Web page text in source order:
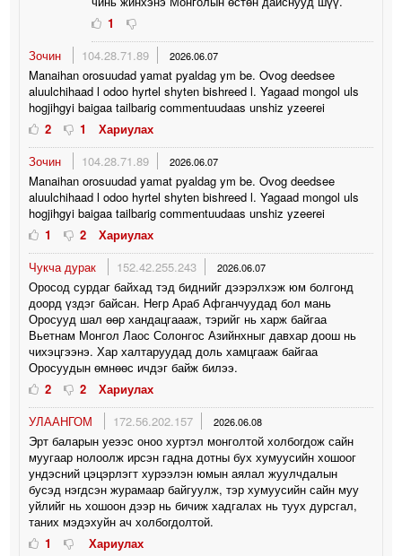
1
Зочин
104.28.71.89 2026.06.07
Manaihan orosuudad yamat pyaldag ym be. Ovog deedsee
aluulchihaad l odoo hyrtel shyten bishreed l. Yagaad mongol uls
hogjihgyi baigaa tailbarig commentuudaas unshiz yzeerei
2
1
Хариулах
Зочин
104.28.71.89 2026.06.07
Manaihan orosuudad yamat pyaldag ym be. Ovog deedsee
aluulchihaad l odoo hyrtel shyten bishreed l. Yagaad mongol uls
hogjihgyi baigaa tailbarig commentuudaas unshiz yzeerei
1
2
Хариулах
Чукча дурак
152.42.255.243 2026.06.07
Оросод сурдаг байхад тэд биднийг дээрэлхэж юм болгонд
доорд үздэг байсан. Негр Араб Афганчуудад бол мань
Оросууд шал өөр хандацгаааж, тэрийг нь харж байгаа
Вьетнам Монгол Лаос Солонгос Азийнхныг давхар доош нь
чихэцгээнэ. Хар халтаруудад доль хамцгааж байгаа
Оросуудын өмнөөс ичдэг байж билээ.
2
2
Хариулах
УЛААНГОМ
172.56.202.157 2026.06.08
Эрт баларын уеээс оноо хуртэл монголтой холбогдож сайн
муугаар нолоолж ирсэн гадна дотны бух хумуусийн хошоог
ундэсний цэцэрлэгт хурээлэн юмын аялал жуулчдалын
бусэд нэгдсэн журамаар байгуулж, тэр хумуусийн сайн муу
уйлийг нь хошоон дээр нь бичиж хадгалах нь туух дурсгал,
таних мэдэхуйн ач холбогдолтой.
1
Хариулах